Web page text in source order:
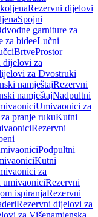
Rezervni dijelovi
Spojni
garniture za
za bideeLučni
BrtveProstor
dijelovi za
za Dvostruki
namještajRezervni
namještajNadpultni
Umivaonici za
pranje rukuKutni
Rezervni
Podpultni
Kutni
za
umivaoniciRezervni
ispiranjaRezervni
Rezervni dijelovi za
za Višenamjenska